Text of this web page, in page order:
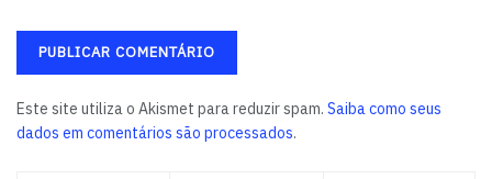
Este site utiliza o Akismet para reduzir spam. Saiba como seus
dados em comentários são processados.